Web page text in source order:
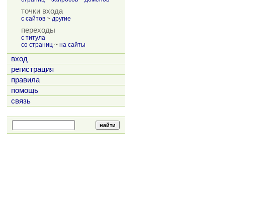
точки входа
с сайтов ~ другие
переходы
с титула
со страниц ~ на сайты
вход
регистрация
правила
помощь
связь